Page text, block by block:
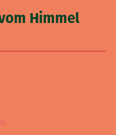
Himmel